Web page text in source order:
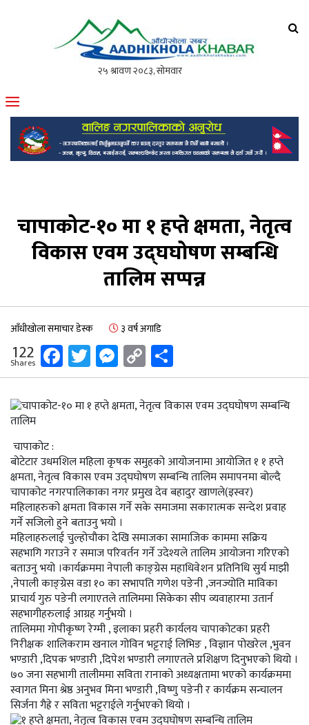
मोफसलकै लोकप्रिय अनलाइन पत्रिका
चापाकोट-१० मा १ हप्ते क्षमता, नेतृत्व
विकास एवम उद्घघोषण सम्बन्धि
तालिम सप्पन्न
आँधीखोला समाचार डेस्क ३ वर्ष अगाडि
122
Shares Facebook
Twitter
Messenger
Copy
Link
चापाकोट :
बोटेटार उधमशिल महिला कृषक समुहको आयोजनामा आयोजित १ १ हप्ते
क्षमता, नेतृत्व विकास एवम उद्घघोषण सम्बन्धि तालिम समापनमा बोल्दै
चापाकोट नगरपालिकाका नगर प्रमुख देव बहादुर खाणले(इस्वर)
महिलाहरुको क्षमता विकास गर्ने सके समाजमा सकारात्मक सन्देश प्रवाह
गर्ने सजिलो हुने बताउनु भयो ।
महिलाहरुलाई चुल्होचौका देखि समाजका सामाजिक काममा सक्रिय
सहभागि गराउने र समाज परिवर्तन गर्ने उदेश्यले तालिम आयोजना गरिएको
बताउनु भयो ।कार्यक्रममा नेपाली काङ्ग्रेस महाधिवेशन प्रतिनिधि सुर्य माझी
,नेपाली काङ्ग्रेस वडा १० का सभापति गणेश पङेनी ,जनज्योति माविका
प्राचार्य गुरु पङेनी लगाएतले तालिममा सिकेका सीप व्यवाहारमा उतार्न
सहभागीहरुलाई आग्रह गर्नुभयो ।
तालिममा गोपीकृष्ण रेग्मी , इलाका प्रहरी कार्यलय चापाकोटका प्रहरी
निरीक्षक शालिकराम खनाल गोविन भट्टराई लिभिङ , विज्ञान पोखरेल ,भुवन
भण्डारी ,दिपक भण्डारी ,दिपेश भण्डारी लगाएतले प्रशिक्षण दिनुभएको थियो ।
७० जना सहभागी तालीममा सविता रानाको अध्यक्षतामा भएको कार्यक्रममा
स्वागत मिना श्रेष्ठ अनुभव मिना भण्डारी ,विष्णु पङेनी र कार्यक्रम सन्चालन
सिर्जना गैह्रे र सविता भट्टराईले गर्नुभएको थियो ।